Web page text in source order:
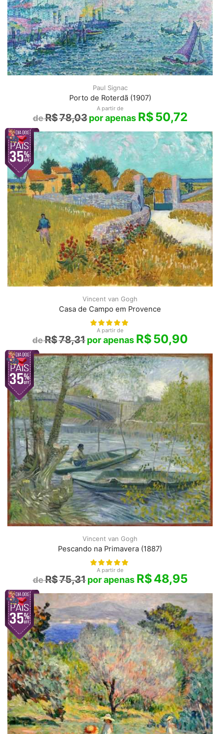
Paul Signac
Porto de Roterdã (1907)
A partir de
R$78,03 R$50,72
Vincent van Gogh
Casa de Campo em Provence
A partir de
R$78,31 R$50,90
Vincent van Gogh
Pescando na Primavera (1887)
A partir de
R$75,31 R$48,95